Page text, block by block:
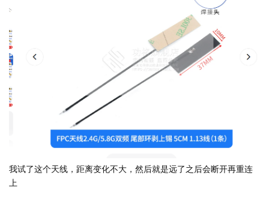
我试了这个天线，距离变化不大，然后就是远了之后会断开再重连
上